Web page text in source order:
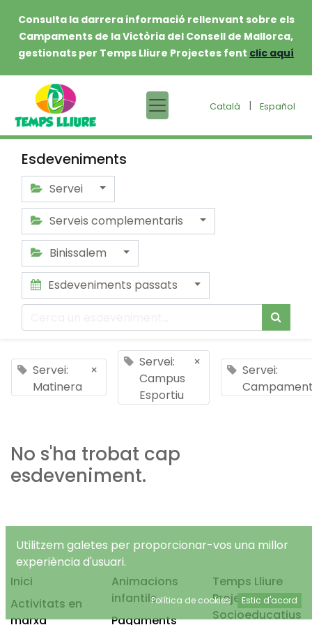
Consulta la darrera informació rellenvant sobre els
Campaments de la Victòria del Consell de Mallorca,
gestionats per Temps Lliure Projectes fent clic aquí
Català | Español
Esdeveniments
Servei
Serveis complementaris
Binissalem
Esdeveniments passats
Servei:
Matinera
×
Servei:
Campus
Esportiu
×
Servei:
No s'ha trobat cap
esdeveniment.
Inici
Activitats en
marxa
Animacions
infantils
Pagaments
Temps Lliure
Projectes
Socioeducatius
Utilitzem galetes per proporcionar-vos una millor
experiència d'usuari.
Política de cookies Estic d'acord